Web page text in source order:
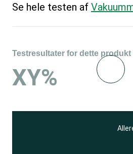
Se hele testen af
Testresultater for dette produkt
XY%